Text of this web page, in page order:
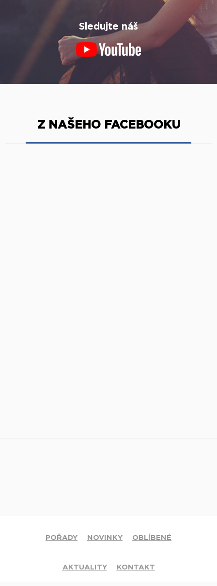
Sledujte náš
Z NAŠEHO FACEBOOKU
POŘADY NOVINKY OBLÍBENÉ
AKTUALITY KONTAKT